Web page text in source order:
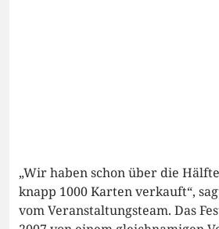
„Wir haben schon über die
knapp 1000 Karten verkauft“,
vom Veranstaltungsteam. Das